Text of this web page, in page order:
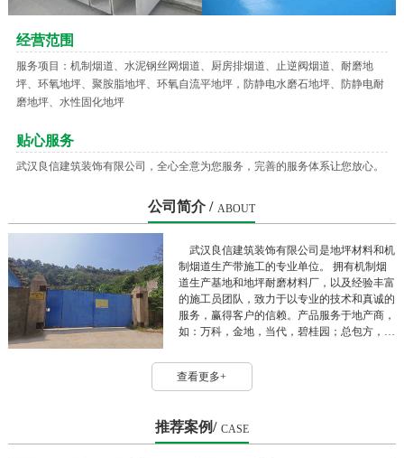
经营范围
服务项目：机制烟道、水泥钢丝网烟道、厨房排烟道、止逆阀烟道、耐磨地
坪、环氧地坪、聚胺脂地坪、环氧自流平地坪，防静电水磨石地坪、防静电耐
磨地坪、水性固化地坪
贴心服务
武汉良信建筑装饰有限公司，全心全意为您服务，完善的服务体系让您放心。
公司简介 / ABOUT
武汉良信建筑装饰有限公司是地坪材料和机
制烟道生产带施工的专业单位。 拥有机制烟
道生产基地和地坪耐磨材料厂，以及经验丰富
的施工员团队，致力于以专业的技术和真诚的
服务，赢得客户的信赖。产品服务于地产商，
如：万科，金地，当代，碧桂园；总包方，
等。 良信公司秉持“优良品质，诚信人生”的
原则，以“认真负责，客户满意”的工作态度服
查看更多+
推荐案例/ CASE